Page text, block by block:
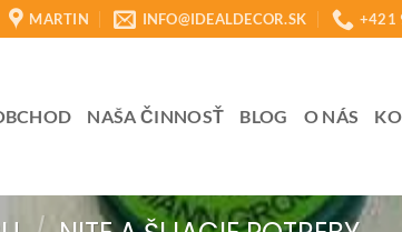
MARTIN INFO@IDEALDECOR.SK +421
NAŠA ČINNOSŤ BLOG O NÁS